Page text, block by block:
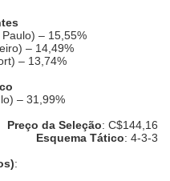
– 15,55%
– 14,49%
– 13,74%
– 31,99%
Preço da Seleção: C$144,16
Esquema Tático: 4-3-3
: